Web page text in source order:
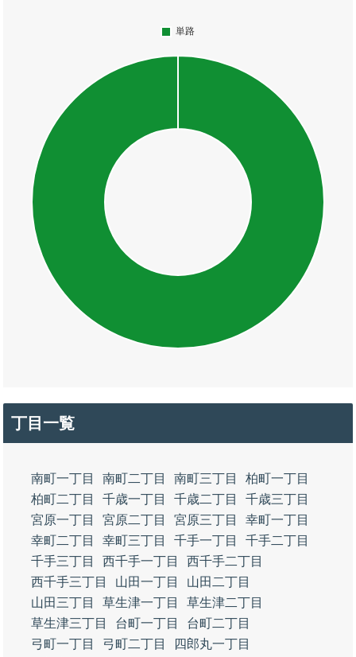
丁目一覧
南町一丁目 南町二丁目 南町三丁目
柏町一丁目
柏町二丁目
千歳一丁目 千歳二丁目
千歳三丁目
宮原一丁目
宮原二丁目 宮原三丁目
幸町一丁目
幸町二丁目
幸町三丁目 千手一丁目
千手二丁目
千手三丁目
西千手一丁目
西千手二丁目
西千手三丁目
山田一丁目
山田二丁目
山田三丁目
草生津一丁目
草生津二丁目
草生津三丁目
台町一丁目
台町二丁目
弓町一丁目
弓町二丁目
四郎丸一丁目